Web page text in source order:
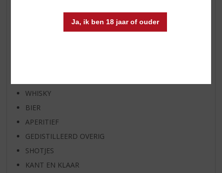
Ja, ik ben 18 jaar of ouder
RUM VAN DE MAAND
WHISKY
BIER
APERITIEF
GEDISTILLEERD OVERIG
SHOTJES
KANT EN KLAAR